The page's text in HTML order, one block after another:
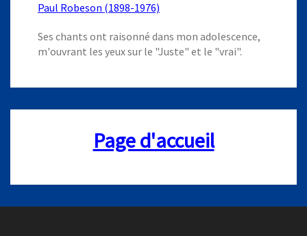
Paul Robeson (1898-1976)
Ses chants ont raisonné dans mon adolescence,
m'ouvrant les yeux sur le "Juste" et le "vrai".
Page d'accueil